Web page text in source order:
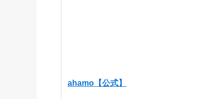
ahamo【公式】